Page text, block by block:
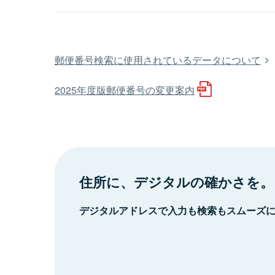
郵便番号検索に使用されているデータについて
2025年度版郵便番号の変更案内
住所に、デジタルの確かさを。
デジタルアドレスで入力も検索もスムーズ